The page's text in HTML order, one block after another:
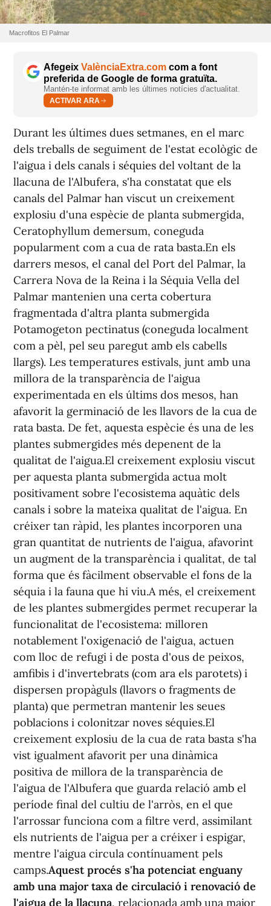
Macrofitos El Palmar
Afegeix ValènciaExtra.com com a font
preferida de Google de forma gratuïta.
Mantén-te informat amb les últimes notícies d'actualitat.
ACTIVAR ARA
Durant les últimes dues setmanes, en el marc
dels treballs de seguiment de l'estat ecològic de
l'aigua i dels canals i séquies del voltant de la
llacuna de l'Albufera, s'ha constatat que els
canals del Palmar han viscut un creixement
explosiu d'una espècie de planta submergida,
Ceratophyllum demersum, coneguda
popularment com a cua de rata basta.En els
darrers mesos, el canal del Port del Palmar, la
Carrera Nova de la Reina i la Séquia Vella del
Palmar mantenien una certa cobertura
fragmentada d'altra planta submergida
Potamogeton pectinatus (coneguda localment
com a pèl, pel seu paregut amb els cabells
llargs). Les temperatures estivals, junt amb una
millora de la transparència de l'aigua
experimentada en els últims dos mesos, han
afavorit la germinació de les llavors de la cua de
rata basta. De fet, aquesta espècie és una de les
plantes submergides més depenent de la
qualitat de l'aigua.El creixement explosiu viscut
per aquesta planta submergida actua molt
positivament sobre l'ecosistema aquàtic dels
canals i sobre la mateixa qualitat de l'aigua. En
créixer tan ràpid, les plantes incorporen una
gran quantitat de nutrients de l'aigua, afavorint
un augment de la transparència i qualitat, de tal
forma que és fàcilment observable el fons de la
séquia i la fauna que hi viu.A més, el creixement
de les plantes submergides permet recuperar la
funcionalitat de l'ecosistema: milloren
notablement l'oxigenació de l'aigua, actuen
com lloc de refugi i de posta d'ous de peixos,
amfibis i d'invertebrats (com ara els parotets) i
dispersen propàguls (llavors o fragments de
planta) que permetran mantenir les seues
poblacions i colonitzar noves séquies.El
creixement explosiu de la cua de rata basta s'ha
vist igualment afavorit per una dinàmica
positiva de millora de la transparència de
l'aigua de l'Albufera que guarda relació amb el
període final del cultiu de l'arròs, en el que
l'arrossar funciona com a filtre verd, assimilant
els nutrients de l'aigua per a créixer i espigar,
mentre l'aigua circula contínuament pels
camps.Aquest procés s'ha potenciat enguany
amb una major taxa de circulació i renovació de
l'aigua de la llacuna, relacionada amb una major